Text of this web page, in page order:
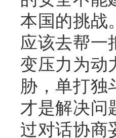
本国的挑战
应该去帮一
变压力为动
胁，单打独
才是解决问
过对话协商